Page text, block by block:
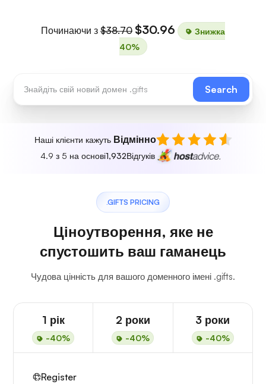
Починаючи з $38.70 $30.96
Знижка
40%
Search
Наші клієнти кажуть Відмінно
4.9 з 5 на основі1,932Відгуків
.GIFTS PRICING
Ціноутворення, яке не
спустошить ваш гаманець
Чудова цінність для вашого доменного імені .gifts.
1 рік
-40%
2 роки
-40%
3 роки
-40%
Register